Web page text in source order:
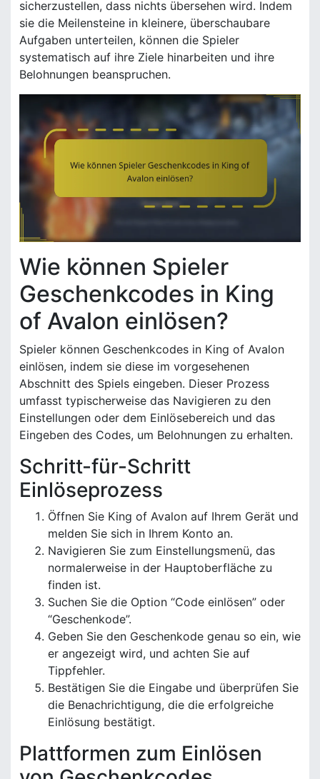
sicherzustellen, dass nichts übersehen wird. Indem
sie die Meilensteine in kleinere, überschaubare
Aufgaben unterteilen, können die Spieler
systematisch auf ihre Ziele hinarbeiten und ihre
Belohnungen beanspruchen.
Wie können Spieler
Geschenkcodes in King
of Avalon einlösen?
Spieler können Geschenkcodes in King of Avalon
einlösen, indem sie diese im vorgesehenen
Abschnitt des Spiels eingeben. Dieser Prozess
umfasst typischerweise das Navigieren zu den
Einstellungen oder dem Einlösebereich und das
Eingeben des Codes, um Belohnungen zu erhalten.
Schritt-für-Schritt
Einlöseprozess
Öffnen Sie King of Avalon auf Ihrem Gerät und
melden Sie sich in Ihrem Konto an.
Navigieren Sie zum Einstellungsmenü, das
normalerweise in der Hauptoberfläche zu
finden ist.
Suchen Sie die Option “Code einlösen” oder
“Geschenkode”.
Geben Sie den Geschenkode genau so ein, wie
er angezeigt wird, und achten Sie auf
Tippfehler.
Bestätigen Sie die Eingabe und überprüfen Sie
die Benachrichtigung, die die erfolgreiche
Einlösung bestätigt.
Plattformen zum Einlösen